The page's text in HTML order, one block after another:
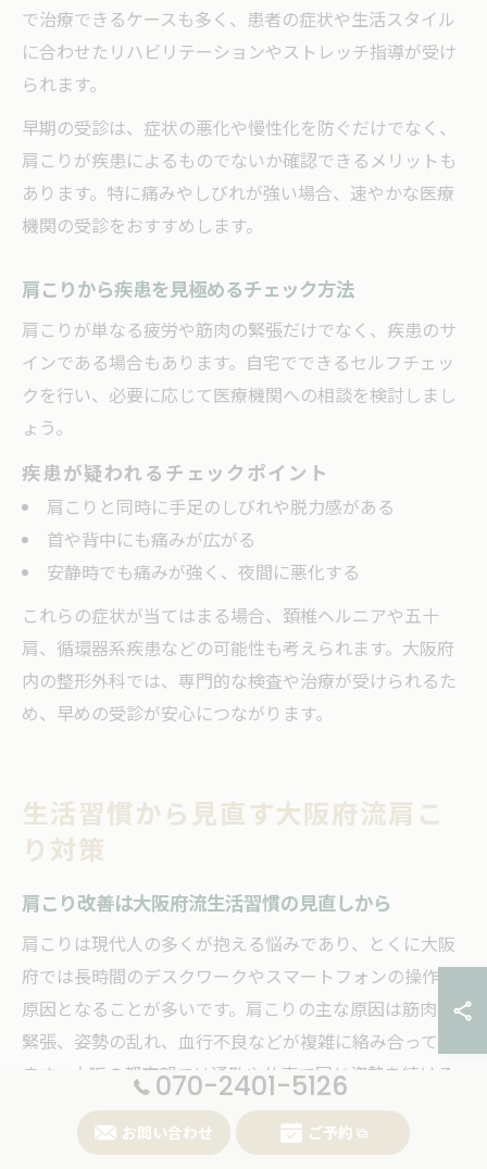
で治療できるケースも多く、患者の症状や生活スタイル
に合わせたリハビリテーションやストレッチ指導が受け
られます。
早期の受診は、症状の悪化や慢性化を防ぐだけでなく、
肩こりが疾患によるものでないか確認できるメリットも
あります。特に痛みやしびれが強い場合、速やかな医療
機関の受診をおすすめします。
肩こりから疾患を見極めるチェック方法
肩こりが単なる疲労や筋肉の緊張だけでなく、疾患のサ
インである場合もあります。自宅でできるセルフチェッ
クを行い、必要に応じて医療機関への相談を検討しまし
ょう。
疾患が疑われるチェックポイント
肩こりと同時に手足のしびれや脱力感がある
首や背中にも痛みが広がる
安静時でも痛みが強く、夜間に悪化する
これらの症状が当てはまる場合、頚椎ヘルニアや五十
肩、循環器系疾患などの可能性も考えられます。大阪府
内の整形外科では、専門的な検査や治療が受けられるた
め、早めの受診が安心につながります。
生活習慣から見直す大阪府流肩こ
り対策
肩こり改善は大阪府流生活習慣の見直しから
肩こりは現代人の多くが抱える悩みであり、とくに大阪
府では長時間のデスクワークやスマートフォンの操作が
原因となることが多いです。肩こりの主な原因は筋肉の
緊張、姿勢の乱れ、血行不良などが複雑に絡み合ってい
ます。大阪の都市部では通勤や仕事で同じ姿勢を続ける
ことが多く、これが肩こりの悪化要因となるケースが目
立ちます。
070-2401-5126
お問い合わせ ご予約